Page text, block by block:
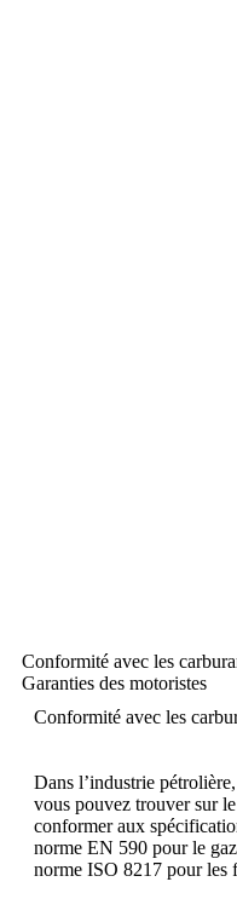
Conformité avec les
Garanties des motoristes
Conformité avec les
Dans l’industrie
vous pouvez trouver sur
conformer aux
norme EN 590 pour le
norme ISO 8217 pour les